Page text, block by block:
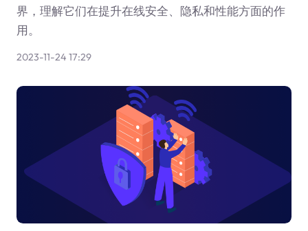
界，理解它们在提升在线安全、隐私和性能方面的作
用。
2023-11-24 17:29